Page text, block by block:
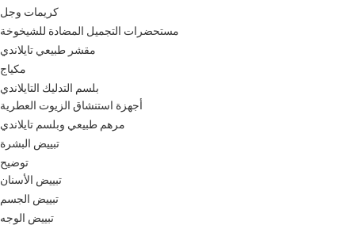
كريمات وجل
مستحضرات التجميل المضادة للشيخوخة
مقشر طبيعي تايلاندي
مكياج
بلسم التدليك التايلاندي
أجهزة استنشاق الزيوت العطرية
مرهم طبيعي وبلسم تايلاندي
تبييض البشرة
توضيح
تبييض الأسنان
تبييض الجسم
تبييض الوجه